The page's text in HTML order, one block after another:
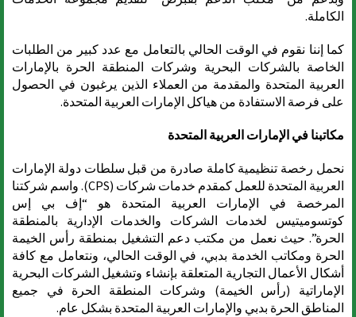
الكاملة.
كما إننا نقوم في الوقت الحالي بالتعامل مع عدد كبير من الطلبات
الخاصة بالشركات البحرية وشركات المنطقة الحرة بالإمارات
العربية المتحدة والمقدمة من العملاء الذين يرغبون في الحصول
على فرصة الاستفادة من هياكل الإمارات العربية المتحدة.
مكاتبنا في الإمارات العربية المتحدة
نحمل رخصة تنظيمية كاملة صادرة من قبل سلطات دولة الإمارات
العربية المتحدة للعمل كمقدم خدمات شركات (CPS). واسم شركتنا
المرخصة في الإمارات العربية المتحدة هو “إف بي إس
كوتسوميتيس لخدمات الشركات والخدمات الإدارية بالمنطقة
الحرة”. حيث نعمل من مكتب دعم التشغيل بمنطقة رأس الخيمة
الحرة ومكاتب الخدمة بدبي، في الوقت الحالي، ونتعامل مع كافة
أشكال الأعمال التجارية المتعلقة بإنشاء وتشغيل الشركات البحرية
الإماراتية (رأس الخيمة) وشركات المنطقة الحرة في جميع
المناطق الحرة بدبي والإمارات العربية المتحدة بشكل عام.